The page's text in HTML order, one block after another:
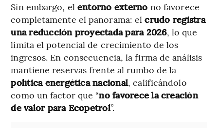
Sin embargo, el entorno externo no favorece
completamente el panorama: elcrudo registra
una reducción proyectada para 2026, lo que
limita el potencial de crecimiento de los
ingresos. En consecuencia, la firma de análisis
mantiene reservas frente al rumbo de la
política energética nacional, calificándolo
como un factor que “no favorece la creación
de valor para Ecopetrol”.